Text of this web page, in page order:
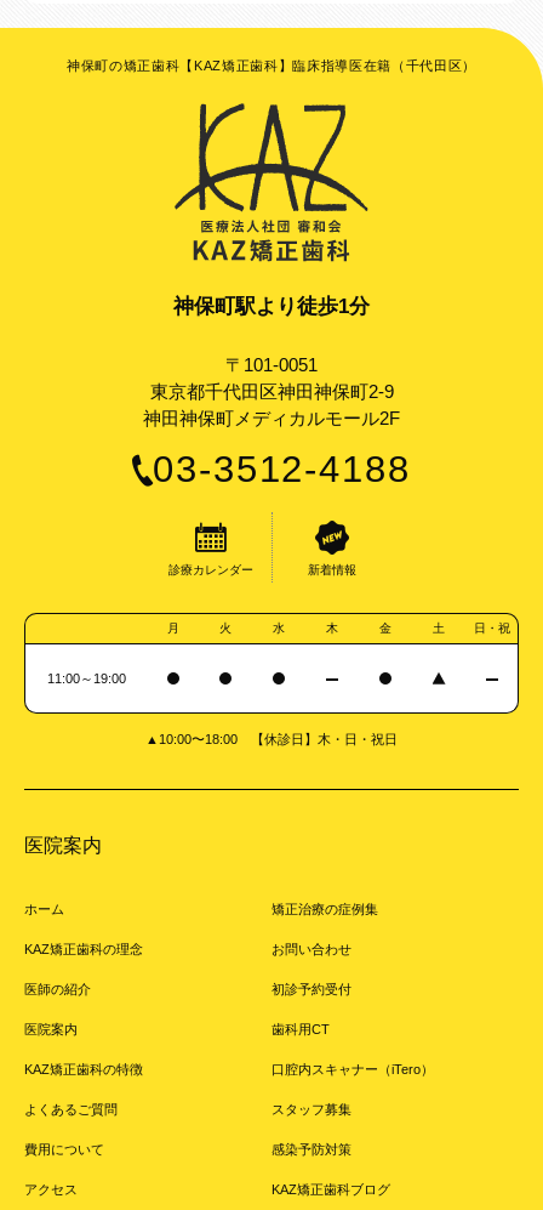
神保町の矯正歯科【KAZ矯正歯科】臨床指導医在籍（千代田区）
神保町駅より徒歩1分
〒101-0051
東京都千代田区神田神保町2-9
神田神保町メディカルモール2F
03-3512-4188
診療カレンダー 新着情報
月 火 水 木 金 土 日・祝
11:00～19:00
▲10:00〜18:00 【休診日】木・日・祝日
医院案内
ホーム
KAZ矯正歯科の理念
医師の紹介
医院案内
KAZ矯正歯科の特徴
よくあるご質問
費用について
アクセス
矯正治療の症例集
お問い合わせ
初診予約受付
歯科用CT
口腔内スキャナー（iTero）
スタッフ募集
感染予防対策
KAZ矯正歯科ブログ